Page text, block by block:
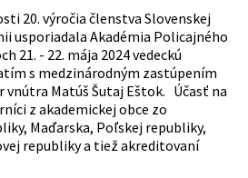
20. výročia členstva Slovenskej
usporiadala Akadémia Policajného
21. - 22. mája 2024 vedeckú
s medzinárodným zastúpením
Matúš Šutaj Eštok. Účasť na
z akademickej obce zo
Maďarska, Poľskej republiky,
republiky a tiež akreditovaní